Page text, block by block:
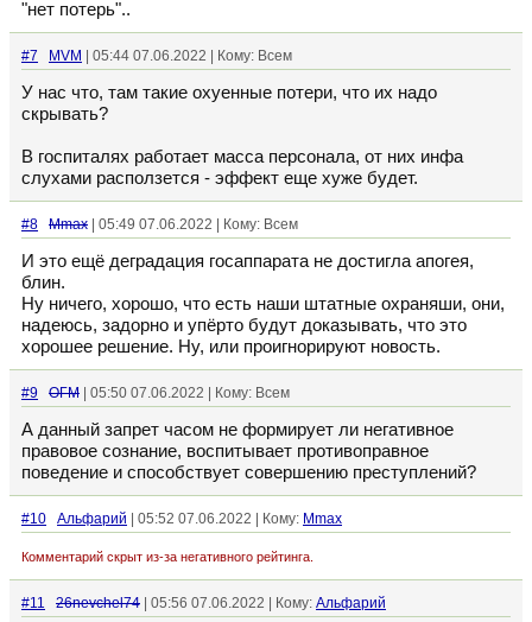
"нет потерь"..
#7 MVM | 05:44 07.06.2022 | Кому: Всем
У нас что, там такие охуенные потери, что их надо
скрывать?
В госпиталях работает масса персонала, от них инфа
слухами расползется - эффект еще хуже будет.
#8 Mmax | 05:49 07.06.2022 | Кому: Всем
И это ещё деградация госаппарата не достигла апогея,
блин.
Ну ничего, хорошо, что есть наши штатные охраняши, они,
надеюсь, задорно и упёрто будут доказывать, что это
хорошее решение. Ну, или проигнорируют новость.
#9 ОГМ | 05:50 07.06.2022 | Кому: Всем
А данный запрет часом не формирует ли негативное
правовое сознание, воспитывает противоправное
поведение и способствует совершению преступлений?
#10 Альфарий | 05:52 07.06.2022 | Кому: Mmax
Комментарий скрыт из-за негативного рейтинга.
#11 26nevchel74 | 05:56 07.06.2022 | Кому: Альфарий